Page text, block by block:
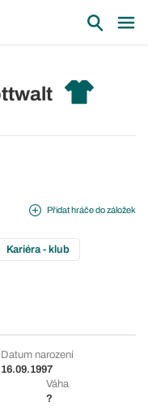
Přidat hráče do záložek
Kariéra - klub
Datum narození
16.09.1997
Váha
?